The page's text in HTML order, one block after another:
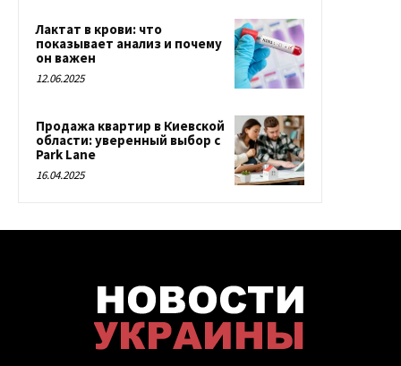
Лактат в крови: что
показывает анализ и почему
он важен
12.06.2025
Продажа квартир в Киевской
области: уверенный выбор с
Park Lane
16.04.2025